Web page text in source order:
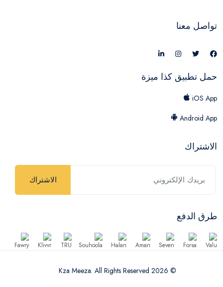
تواصل معنا
حمل تطبيق كذا ميزة
iOS App
Android App
الاشتراك
الاشتراك
طرق الدفع
© 2026 Kza Meeza. All Rights Reserved